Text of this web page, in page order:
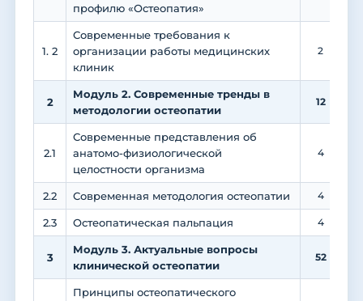
профилю «Остеопатия»
1. 2
Современные требования к
организации работы медицинских
клиник
2
2
Модуль 2. Современные тренды в
методологии остеопатии
12
2.1
Современные представления об
анатомо-физиологической
целостности организма
4
2.2 Современная методология остеопатии 4
2.3 Остеопатическая пальпация 4
3
Модуль 3. Актуальные вопросы
клинической остеопатии
52
Принципы остеопатического